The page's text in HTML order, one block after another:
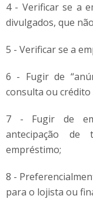
4 - Verificar se a
divulgados, que
5 - Verificar se a
6 - Fugir de
consulta ou
7 - Fugir de
antecipação de
empréstimo;
8 -
para o lojista ou